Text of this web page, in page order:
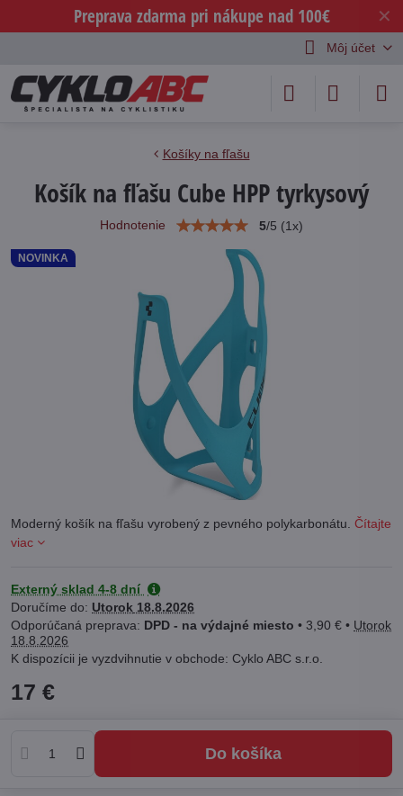
✕
Preprava zdarma pri nákupe nad 100€
Môj účet
NOVINKA
Košíky na fľašu
Košík na fľašu Cube HPP tyrkysový
Hodnotenie 5/5 (1x)
Moderný košík na fľašu vyrobený z pevného polykarbonátu. Čítajte
viac
Externý sklad 4-8 dní
Doručíme do: Utorok 18.8.2026
DPD - na výdajné miesto • 3,90 € • Utorok
18.8.2026
Cyklo ABC s.r.o.
17 €
Do košíka